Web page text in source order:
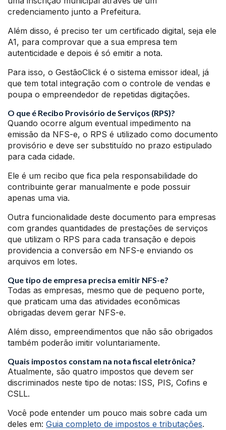
credenciamento junto a Prefeitura.
Além disso, é preciso ter um certificado digital, seja ele
A1, para comprovar que a sua empresa tem
autenticidade e depois é só emitir a nota.
Para isso, o GestãoClick é o sistema emissor ideal, já
que tem total integração com o controle de vendas e
poupa o empreendedor de repetidas digitações.
O que é Recibo Provisório de Serviços (RPS)?
Quando ocorre algum eventual impedimento na
emissão da NFS-e, o RPS é utilizado como documento
provisório e deve ser substituído no prazo estipulado
para cada cidade.
Ele é um recibo que fica pela responsabilidade do
contribuinte gerar manualmente e pode possuir
apenas uma via.
Outra funcionalidade deste documento para empresas
com grandes quantidades de prestações de serviços
que utilizam o RPS para cada transação e depois
providencia a conversão em NFS-e enviando os
arquivos em lotes.
Que tipo de empresa precisa emitir NFS-e?
Todas as empresas, mesmo que de pequeno porte,
que praticam uma das atividades econômicas
obrigadas devem gerar NFS-e.
Além disso, empreendimentos que não são obrigados
também poderão imitir voluntariamente.
Quais impostos constam na nota fiscal eletrônica?
Atualmente, são quatro impostos que devem ser
discriminados neste tipo de notas: ISS, PIS, Cofins e
CSLL.
Você pode entender um pouco mais sobre cada um
deles em: Guia completo de impostos e tributações.